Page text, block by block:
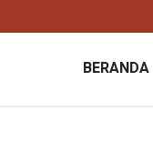
BERANDA